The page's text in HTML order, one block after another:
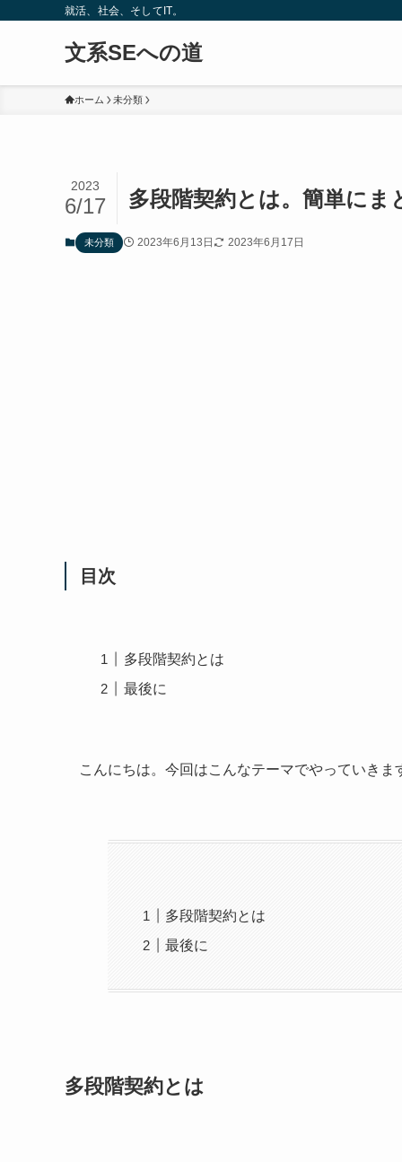
就活、社会、そしてIT。
文系SEへの道
ホーム 未分類
多段階契約とは。簡単にま
2023
6/17
未分類 2023年6月13日 2023年6月17日
目次
多段階契約とは
最後に
こんにちは。今回はこんなテーマでやっていきま
多段階契約とは
最後に
多段階契約とは